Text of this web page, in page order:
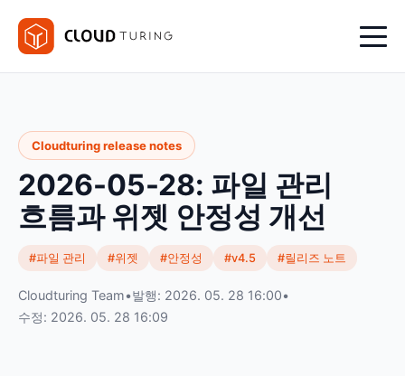
Cloudturing release notes
2026-05-28: 파일 관리
흐름과 위젯 안정성 개선
#파일 관리 #위젯 #안정성 #v4.5 #릴리즈 노트
Cloudturing Team•발행: 2026. 05. 28 16:00•
수정: 2026. 05. 28 16:09